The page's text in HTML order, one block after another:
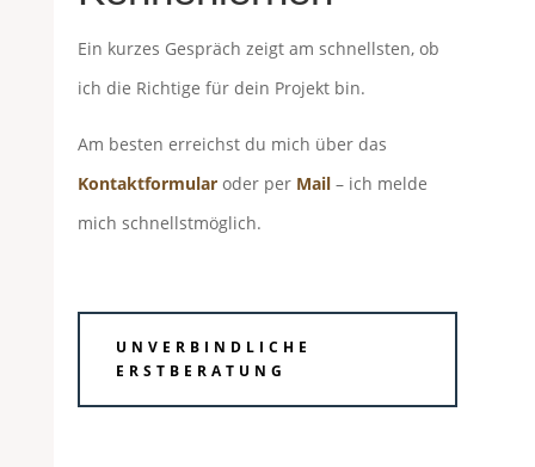
Ein kurzes Gespräch zeigt am schnellsten, ob
ich die Richtige für dein Projekt bin.
Am besten erreichst du mich über das
Kontaktformularoder per Mail– ich melde
mich schnellstmöglich.
UNVERBINDLICHE
ERSTBERATUNG